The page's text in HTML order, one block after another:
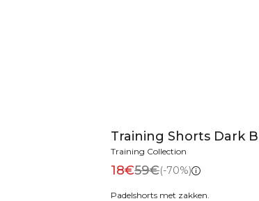
Training Shorts Dark
Training Collection
18€59€(-70%)
Padelshorts met zakken.